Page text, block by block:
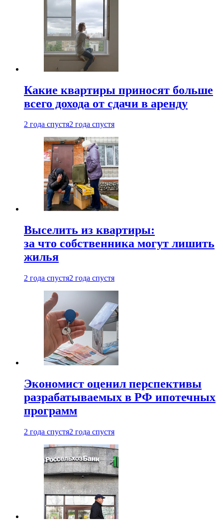
Какие квартиры приносят больше
всего дохода от сдачи в аренду
2 года спустя2 года спустя
Выселить из квартиры:
за что собственника могут лишить
жилья
2 года спустя2 года спустя
Экономист оценил перспективы
разрабатываемых в РФ ипотечных
программ
2 года спустя2 года спустя